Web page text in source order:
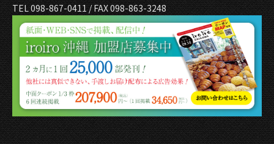
TEL 098-867-0411 / FAX 098-863-3248